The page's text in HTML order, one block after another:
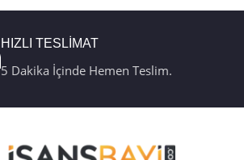
,
Retail,Türkçe USB
HIZLI TESLİMAT
5 Dakika İçinde Hemen Teslim.